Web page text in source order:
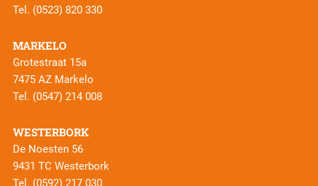
Tel. (0523) 820 330
MARKELO
Grotestraat 15a
7475 AZ Markelo
Tel. (0547) 214 008
WESTERBORK
De Noesten 56
9431 TC Westerbork
Tel. (0592) 217 030